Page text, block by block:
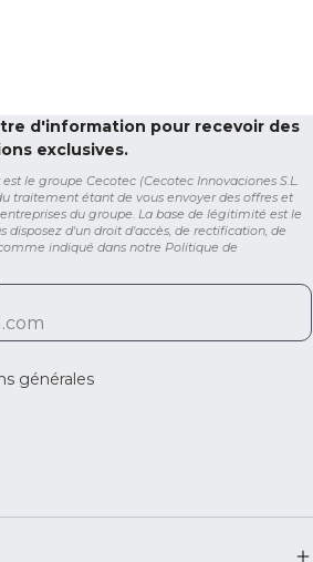
d'information pour recevoir des
exclusives.
le groupe Cecotec (Cecotec Innovaciones S.L.
traitement étant de vous envoyer des offres et
du groupe. La base de légitimité est le
d'un droit d'accès, de rectification, de
indiqué dans notre Politique de
générales